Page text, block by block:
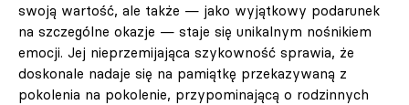
swoją wartość, ale także — jako wyjątkowy podarunek
na szczególne okazje — staje się unikalnym nośnikiem
emocji. Jej nieprzemijająca szykowność sprawia, że
doskonale nadaje się na pamiątkę przekazywaną z
pokolenia na pokolenie, przypominającą o rodzinnych